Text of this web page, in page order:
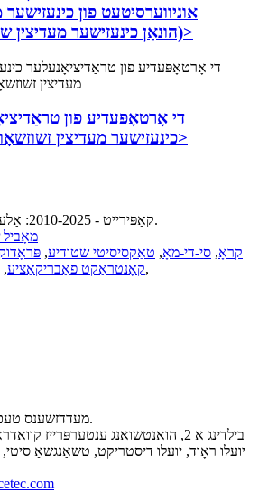
אוניווערסיטעט פון כינעזישער
(הונאַן כינעזישער מעדיצין שפּיטאָל)>
די אָרטאָפּעדיע פון
כינעזישער מעדיצין זשוזשאָו שטאָט>
© קאַפּירייט - 2010-2025: אַלע רעכטן רעזערווירט.
AMP מאָביל
קראָ, סי-די-מאָ, טאַקסיסיטי שטודיע,
קאָנטראַקט פאַבריקאַציע, ,
מעדדזשענס טעכנישע קא., לטד.
יועלו ראָוד, יועלו דיסטריקט, טשאַנגשאַ סיטי,